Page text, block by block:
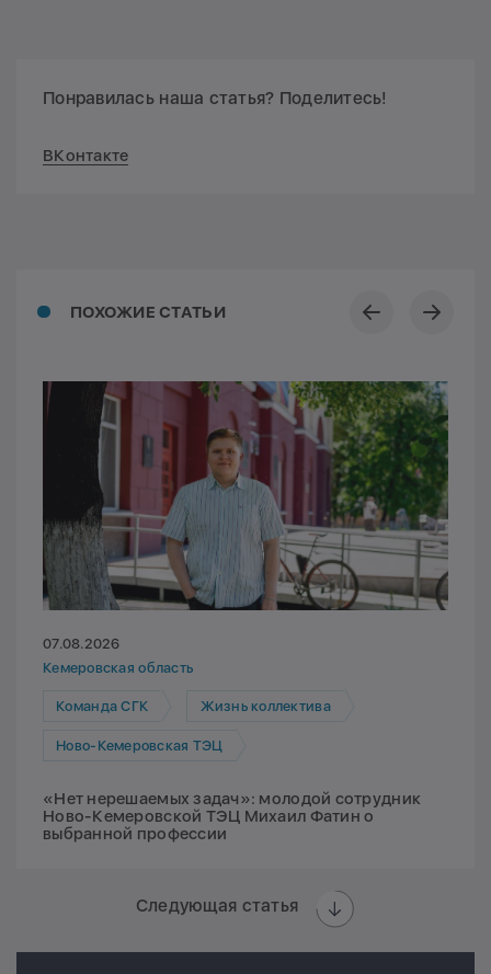
Понравилась наша статья? Поделитесь!
ВКонтакте
ПОХОЖИЕ СТАТЬИ
07.08.2026
Кемеровская область
Команда СГК Жизнь коллектива
Ново-Кемеровская ТЭЦ
«Нет нерешаемых задач»: молодой сотрудник
Ново-Кемеровской ТЭЦ Михаил Фатин о
выбранной профессии
Следующая статья